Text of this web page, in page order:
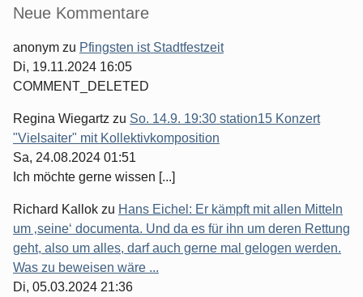
Seitenleiste
Neue Kommentare
anonym zu Pfingsten ist Stadtfestzeit
Di, 19.11.2024 16:05
COMMENT_DELETED
Regina Wiegartz zu So. 14.9. 19:30 station15 Konzert
"Vielsaiter" mit Kollektivkomposition
Sa, 24.08.2024 01:51
Ich möchte gerne wissen [...]
Richard Kallok zu Hans Eichel: Er kämpft mit allen Mitteln
um ‚seine‘ documenta. Und da es für ihn um deren Rettung
geht, also um alles, darf auch gerne mal gelogen werden.
Was zu beweisen wäre ...
Di, 05.03.2024 21:36